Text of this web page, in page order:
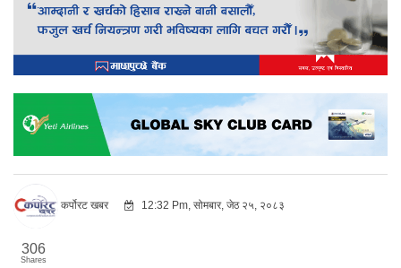
कर्पोरट खबर 12:32 Pm, सोमबार, जेठ २५, २०८३
306
Shares